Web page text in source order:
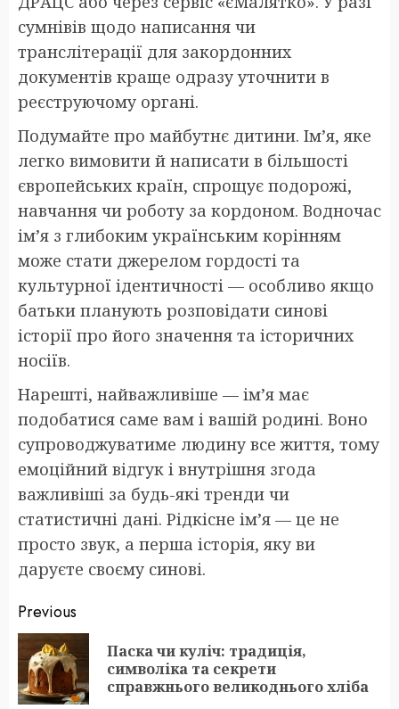
сумнівів щодо написання чи
транслітерації для закордонних
документів краще одразу уточнити в
реєструючому органі.
Подумайте про майбутнє дитини. Ім’я, яке
легко вимовити й написати в більшості
європейських країн, спрощує подорожі,
навчання чи роботу за кордоном. Водночас
ім’я з глибоким українським корінням
може стати джерелом гордості та
культурної ідентичності — особливо якщо
батьки планують розповідати синові
історії про його значення та історичних
носіїв.
Нарешті, найважливіше — ім’я має
подобатися саме вам і вашій родині. Воно
супроводжуватиме людину все життя, тому
емоційний відгук і внутрішня згода
важливіші за будь-які тренди чи
статистичні дані. Рідкісне ім’я — це не
просто звук, а перша історія, яку ви
даруєте своєму синові.
Post
navigation
Previous
Паска чи куліч: традиція,
символіка та секрети
справжнього великоднього хліба